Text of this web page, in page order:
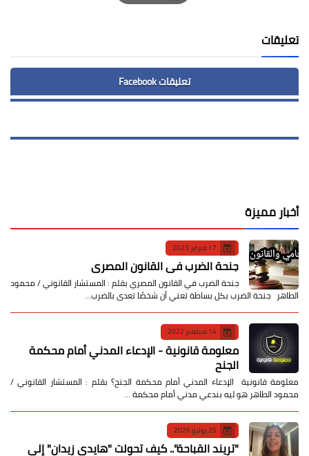
Print
تعليقات
تعليقات Facebook
أخبار مميزة
17 فبراير 2023
جنحة الضرب في القانون المصري
جنحة الضرب في القانون المصري بقلم : المستشار القانوني / محمود
الطاهر جنحة الضرب بكل بساطة تعني أن شخصًا تعدى بالضرب…
14 سبتمبر 2022
معلومة قانونية - الإدعاء المدني أمام محكمة
الجنح
معلومة قانونية الإدعاء المدني أمام محكمة الجنح؟ بقلم : المستشار القانوني /
محمود الطاهر هو ليه بندعي مدني أمام محكمة …
25 يوليو 2026
​"تريند القباحة".. كيف تحولت "هايدي زيدان" إلى